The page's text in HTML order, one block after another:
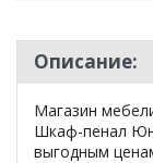
Описание:
Магазин
Шкаф-пенал
выгодным